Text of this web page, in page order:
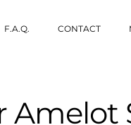
F.A.Q. CONTACT
Amelot